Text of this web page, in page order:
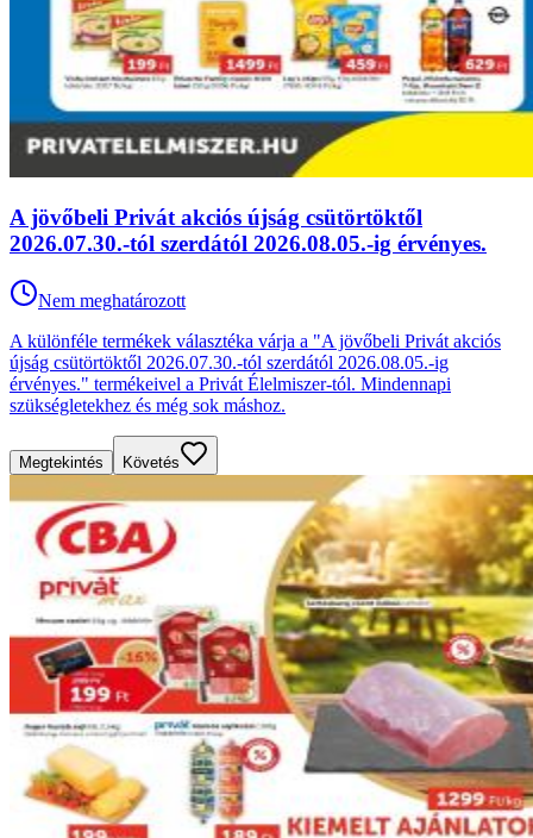
A jövőbeli Privát akciós újság csütörtöktől
2026.07.30.-tól szerdától 2026.08.05.-ig érvényes.
Nem meghatározott
A különféle termékek választéka várja a "A jövőbeli Privát akciós
újság csütörtöktől 2026.07.30.-tól szerdától 2026.08.05.-ig
érvényes." termékeivel a Privát Élelmiszer-tól. Mindennapi
szükségletekhez és még sok máshoz.
Megtekintés Követés